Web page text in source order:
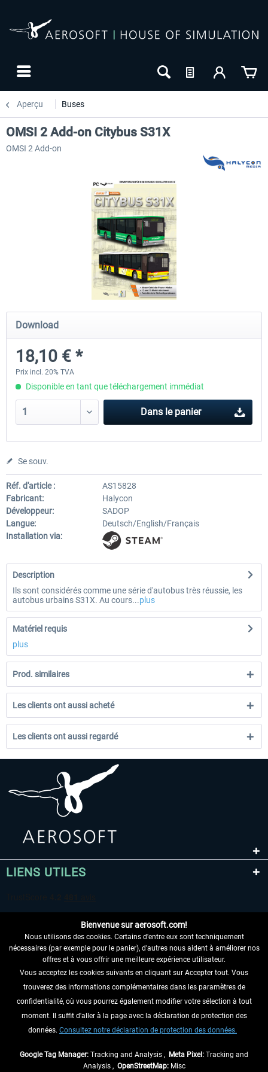
Aperçu Buses
OMSI 2 Add-on Valiant Citybus 7700
Hybrid
12,09 € *
OMSI 2 Add-on IVECO Bus
OMSI 2 Add-on Citybus S31X
OMSI 2 Add-on
Download
18,10 € *
Prix incl. 20% TVA
Disponible en tant que téléchargement immédiat
Dans le panier
Se souv.
Réf. d'article :
AS15828
Fabricant:
Halycon
Développeur:
SADOP
Langue:
Deutsch/English/Français
Installation via:
Description
Ils sont considérés comme une série d'autobus très réussie, les
autobus urbains S31X. Au cours...plus
Matériel requis
plus
Prod. similaires
Les clients ont aussi acheté
Les clients ont aussi regardé
LIENS UTILES
RENONCER AU CONTRAT ICI
INFORMATIONS
NE MANQUEZ PAS LES DERNIÈRES
Bienvenue sur aerosoft.com!
Nous utilisons des cookies. Certains d'entre eux sont techniquement
nécessaires (par exemple pour le panier), d'autres nous aident à améliorer nos
offres et à vous offrir une meilleure expérience utilisateur.
Vous acceptez les cookies suivants en cliquant sur Accepter tout. Vous
trouverez des informations complémentaires dans les paramètres de
confidentialité, où vous pourrez également modifier votre sélection à tout
moment. Il suffit d'aller à la page avec la déclaration de protection des
données. Consultez notre déclaration de protection des données.
Google Tag Manager: Tracking and Analysis , Meta Pixel: Tracking and
Analysis , OpenStreetMap:Misc